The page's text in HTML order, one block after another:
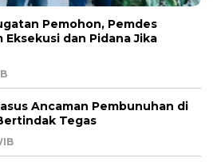
Pemohon, Pemdes
Eksekusi dan Pidana Jika
Ancaman Pembunuhan di
Tegas